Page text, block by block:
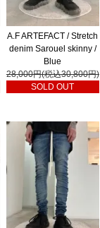
A.F ARTEFACT / Stretch
denim Sarouel skinny /
Blue
28,000円(税込30,800円)
SOLD OUT